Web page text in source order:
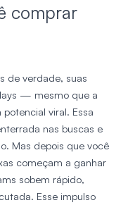
comprar
de verdade, suas
— mesmo que a
viral. Essa
nas buscas e
Mas depois que você
começam a ganhar
sobem rápido,
Esse impulso